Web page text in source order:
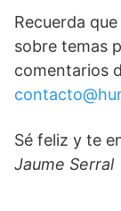
Recuerda
sobre temas
comentarios
Sé feliz y te
Jaume Serral